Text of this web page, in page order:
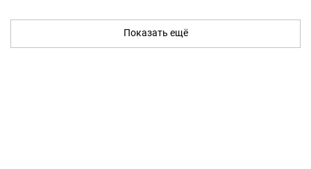
Показать ещё